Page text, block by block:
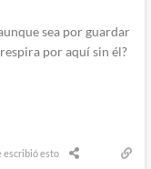
sea por guardar
por aquí sin él?
escribió esto